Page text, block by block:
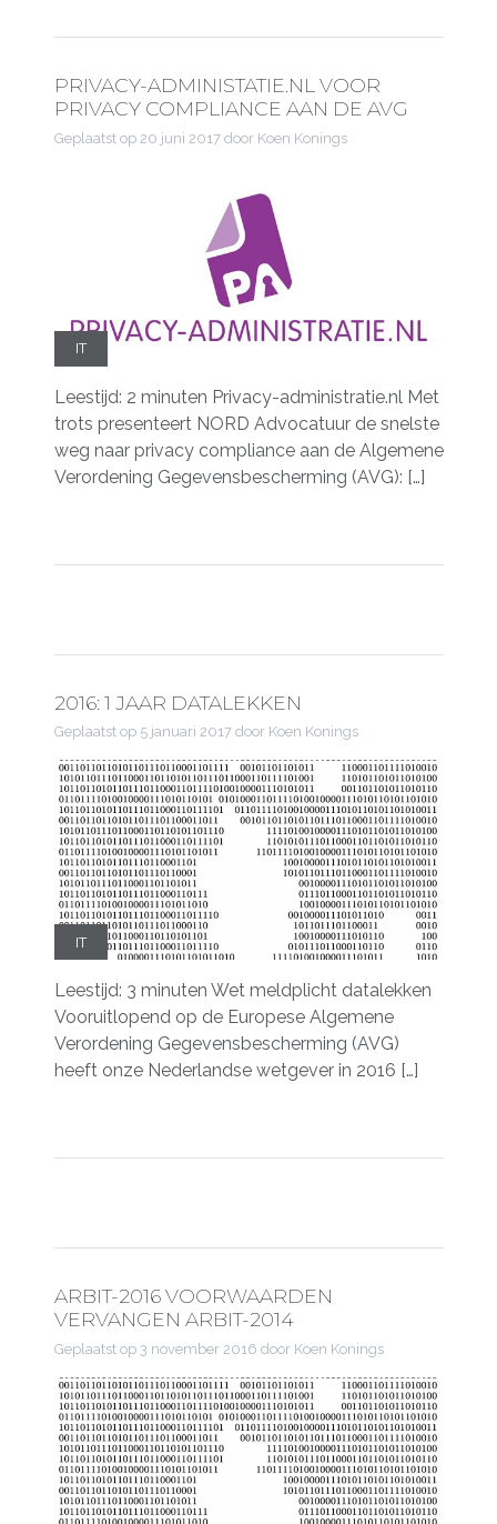
PRIVACY-ADMINISTATIE.NL VOOR
PRIVACY COMPLIANCE AAN DE AVG
Geplaatst op 20 juni 2017door Koen Konings
IT
Leestijd: 2 minuten Privacy-administratie.nl Met
trots presenteert NORD Advocatuur de snelste
weg naar privacy compliance aan de Algemene
Verordening Gegevensbescherming (AVG): […]
2016: 1 JAAR DATALEKKEN
Geplaatst op 5 januari 2017door Koen Konings
IT
Leestijd: 3 minuten Wet meldplicht datalekken
Vooruitlopend op de Europese Algemene
Verordening Gegevensbescherming (AVG)
heeft onze Nederlandse wetgever in 2016 […]
ARBIT-2016 VOORWAARDEN
VERVANGEN ARBIT-2014
Geplaatst op 3 november 2016 door Koen Konings